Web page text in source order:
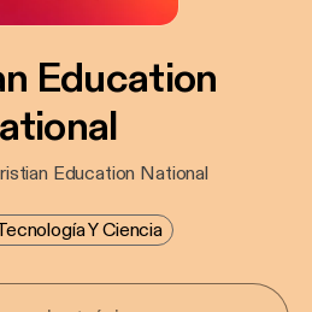
Education
Education National
Y Ciencia